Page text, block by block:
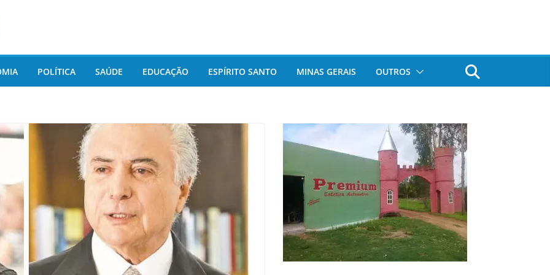
POLÍTICA SAÚDE EDUCAÇÃO ESPÍRITO SANTO MINAS GERAIS OUTROS